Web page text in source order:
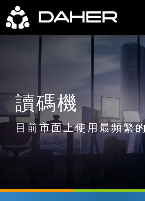
讀碼機
目前市面上使用最頻繁